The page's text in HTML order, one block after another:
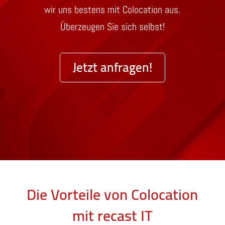
wir uns bestens mit Colocation aus.
Überzeugen Sie sich selbst!
Jetzt anfragen!
Die Vorteile von Colocation
mit recast IT